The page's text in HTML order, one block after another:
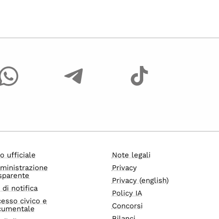
ufficiale
di notifica
civico e
Note legali
Privacy
Privacy (english)
Policy IA
Concorsi